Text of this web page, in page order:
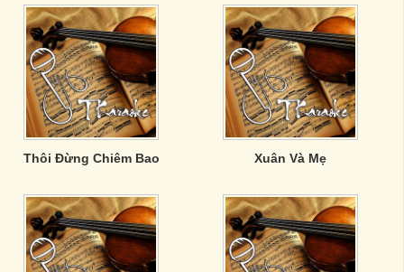
Thôi Đừng Chiêm Bao Xuân Và Mẹ